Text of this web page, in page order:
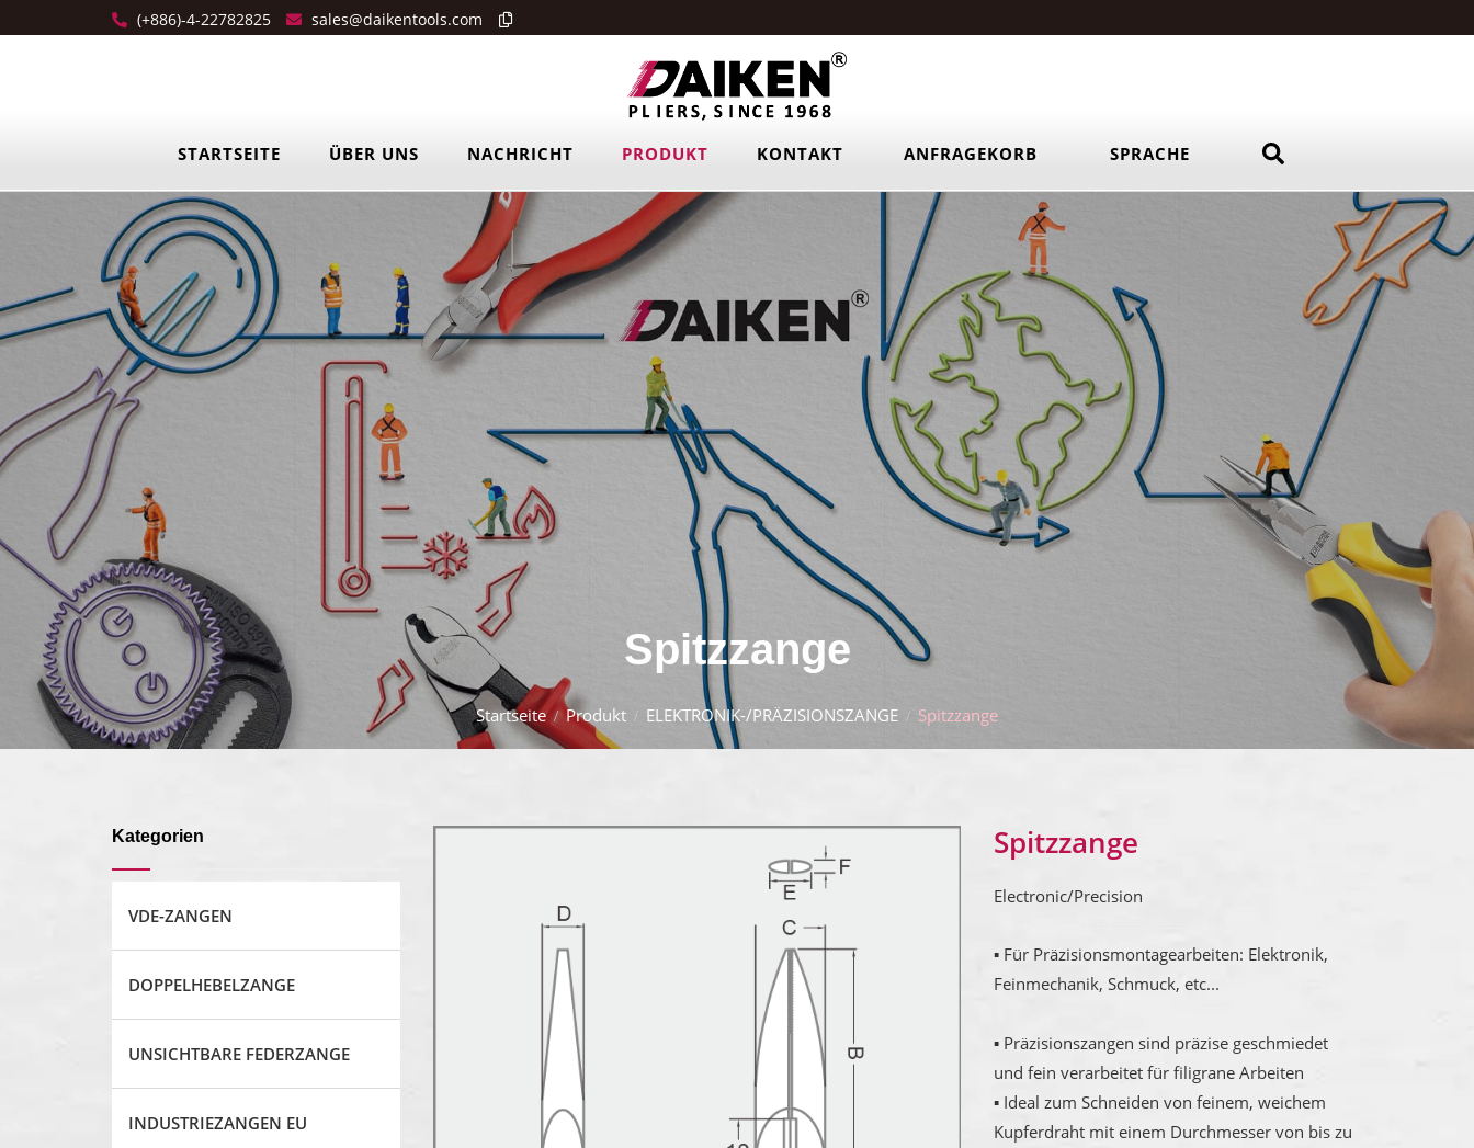
(+886)-4-22782825 sales@daikentools.com
STARTSEITE ÜBER UNS NACHRICHT PRODUKT KONTAKT ANFRAGEKORB SPRACHE
Spitzzange
Startseite Produkt ELEKTRONIK-/PRÄZISIONSZANGE Spitzzange
Kategorien
VDE-ZANGEN
DOPPELHEBELZANGE
UNSICHTBARE FEDERZANGE
INDUSTRIEZANGEN EU
Spitzzange
Electronic/Precision
▪ Für Präzisionsmontagearbeiten: Elektronik,
Feinmechanik, Schmuck, etc...
▪ Präzisionszangen sind präzise geschmiedet
und fein verarbeitet für filigrane Arbeiten
▪ Ideal zum Schneiden von feinem, weichem
Kupferdraht mit einem Durchmesser von bis zu